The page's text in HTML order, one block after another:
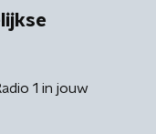
1 in jouw